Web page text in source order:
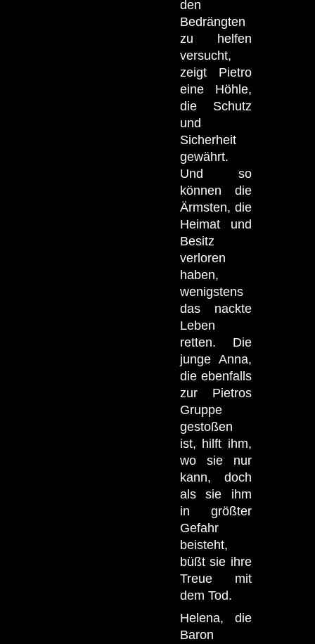
den
Bedrängten
zu helfen
versucht,
zeigt Pietro
eine Höhle,
die Schutz
und
Sicherheit
gewährt.
Und so
können die
Ärmsten, die
Heimat und
Besitz
verloren
haben,
wenigstens
das nackte
Leben
retten. Die
junge Anna,
die ebenfalls
zur Pietros
Gruppe
gestoßen
ist, hilft ihm,
wo sie nur
kann, doch
als sie ihm
in größter
Gefahr
beisteht,
büßt sie ihre
Treue mit
dem Tod.
Helena, die
Baron